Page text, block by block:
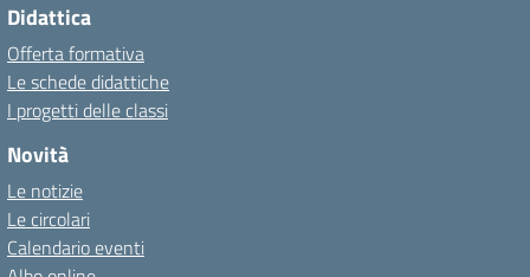
Didattica
Offerta formativa
Le schede didattiche
I progetti delle classi
Novità
Le notizie
Le circolari
Calendario eventi